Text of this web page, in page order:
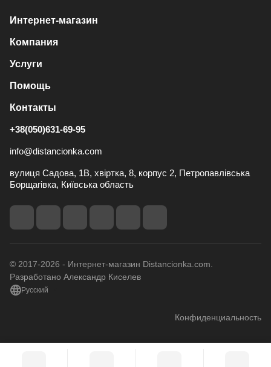
Интернет-магазин
Компания
Услуги
Помощь
Контакты
+38(050)631-69-95
info@distancionka.com
вулиця Садова, 1В, хвіртка, 8, корпус 2, Петропавлівська
Борщагівка, Київська область
© 2017-2026 - Интернет-магазин Distancionka.com.
Разработано Александр Киселев
Русский
Конфиденциальность